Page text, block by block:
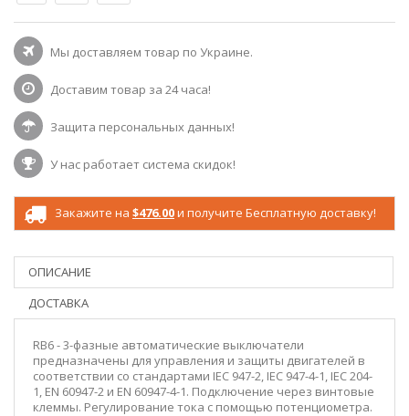
Мы доставляем товар по Украине.
Доставим товар за 24 часа!
Защита персональных данных!
У нас работает система скидок!
Закажите на $476.00и получите Бесплатную доставку!
ОПИСАНИЕ
ДОСТАВКА
RB6 - 3-фазные автоматические выключатели
предназначены для управления и защиты двигателей в
соответствии со стандартами IEC 947-2, IEC 947-4-1, IEC 204-
1, EN 60947-2 и EN 60947-4-1. Подключение через винтовые
клеммы. Регулирование тока с помощью потенциометра.